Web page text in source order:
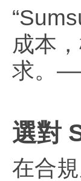
成本
求。
選對
在合